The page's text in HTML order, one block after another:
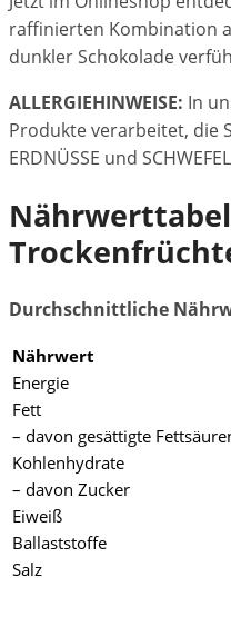
raffinierten Kombination
dunkler Schokolade
ALLERGIEHINWEISE: In
Produkte verarbeitet, die
ERDNÜSSE und
Durchschnittliche
Nährwert
Energie
Fett
– davon gesättigte
Kohlenhydrate
– davon Zucker
Eiweiß
Ballaststoffe
Salz